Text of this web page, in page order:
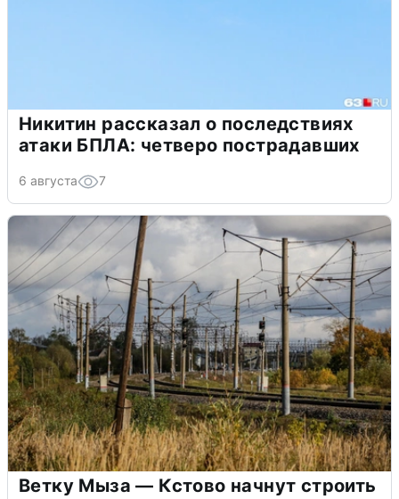
Никитин рассказал о последствиях
атаки БПЛА: четверо пострадавших
6 августа 7
Ветку Мыза — Кстово начнут строить